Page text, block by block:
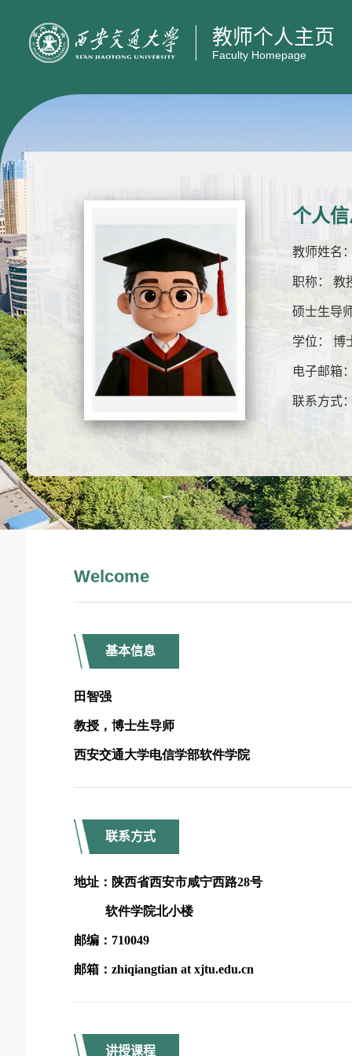
教师个人主页
Faculty Homepage
个人
教师姓名
职称： 教
硕士生导
学位： 博
电子邮箱
联系方式
Welcome
基本信息
联系方式
讲授课程